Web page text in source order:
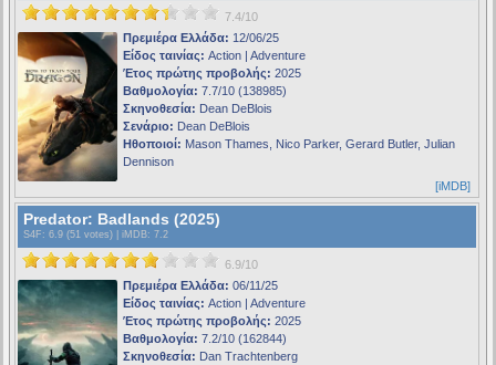
7.4/10
Πρεμιέρα Ελλάδα: 12/06/25
Είδος ταινίας: Action | Adventure
Έτος πρώτης προβολής: 2025
Βαθμολογία: 7.7/10 (138985)
Σκηνοθεσία: Dean DeBlois
Σενάριο: Dean DeBlois
Ηθοποιοί: Mason Thames, Nico Parker, Gerard Butler, Julian
Dennison
[iMDB]
Predator: Badlands (2025)
S4F : 6.9 (51 votes) | iMDB: 7.2
6.9/10
Πρεμιέρα Ελλάδα: 06/11/25
Είδος ταινίας: Action | Adventure
Έτος πρώτης προβολής: 2025
Βαθμολογία: 7.2/10 (162844)
Σκηνοθεσία: Dan Trachtenberg